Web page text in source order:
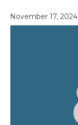
November 17, 2024